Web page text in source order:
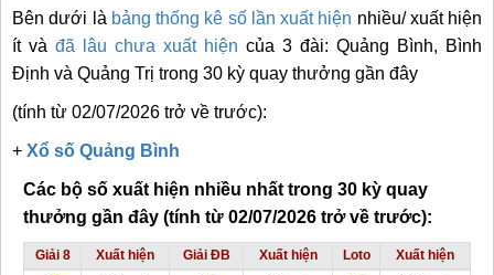
Bên dưới là bảng thống kê số lần xuất hiện nhiều/ xuất hiện
ít và đã lâu chưa xuất hiện của 3 đài: Quảng Bình, Bình
Định và Quảng Trị trong 30 kỳ quay thưởng gần đây
(tính từ 02/07/2026 trở về trước):
+ Xổ số Quảng Bình
Các bộ số xuất hiện nhiều nhất trong 30 kỳ quay
thưởng gần đây (tính từ 02/07/2026 trở về trước):
Giải 8 Xuất hiện Giải ĐB Xuất hiện Loto Xuất hiện